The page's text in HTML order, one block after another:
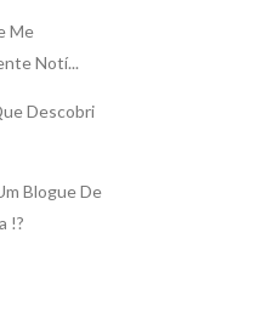
Me
Notí...
Descobri
Blogue De
!?